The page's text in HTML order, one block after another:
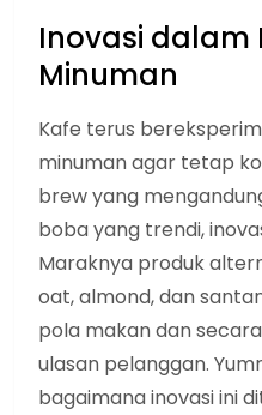
Inovasi dalam
Minuman
Kafe terus
minuman agar tetap
brew yang
boba yang trendi,
Maraknya produk
oat, almond, dan
pola makan dan
ulasan pelanggan.
bagaimana inovasi ini